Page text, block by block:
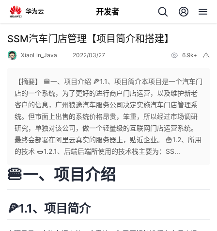
开发者
返
个
人
我
发
SSM汽车门店管理【项目简介和搭建】
XiaoLin_Java 2022/03/27 6.9k+
【摘要】 🍔一、项目介绍 🍕1.1、项目简介本项目是一个汽车门
店的一个系统，为了更好的进行商户门店运营，以及维护新老
客户的信息，广州狼途汽车服务公司决定实施汽车门店管理系
统。但市面上出售的系统价格昂贵，笨重，所以经过市场调研
研究，单独对该公司，做一个轻量级的互联网门店运营系统。
最终会部署在阿里云真实的服务器上，贴近企业。 🍟1.2、所用
的技术 🌭1.2.1、后端后端所使用的技术栈主要为：SS...
🍔一、项目介绍
🍕1.1、项目简介